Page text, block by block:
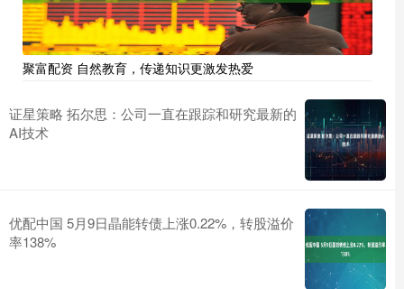
聚富配资 自然教育，传递知识更激发热爱
证星策略 拓尔思：公司一直在跟踪和研究最新的
AI技术
优配中国 5月9日晶能转债上涨0.22%，转股溢价
率138%